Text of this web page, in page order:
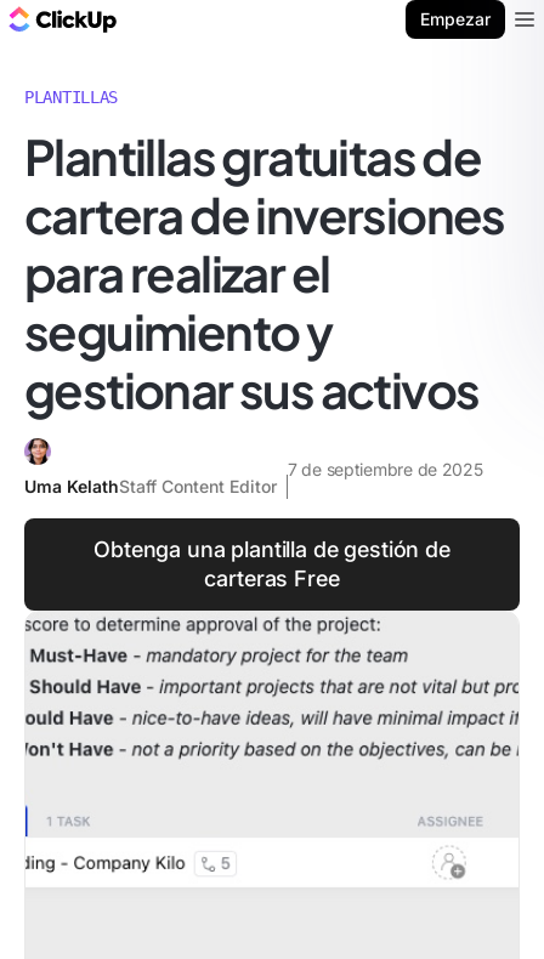
Empezar
PLANTILLAS
Plantillas gratuitas de
cartera de inversiones
para realizar el
seguimiento y
gestionar sus activos
Uma KelathStaff Content Editor
7 de septiembre de 2025
Obtenga una plantilla de gestión de
carteras Free